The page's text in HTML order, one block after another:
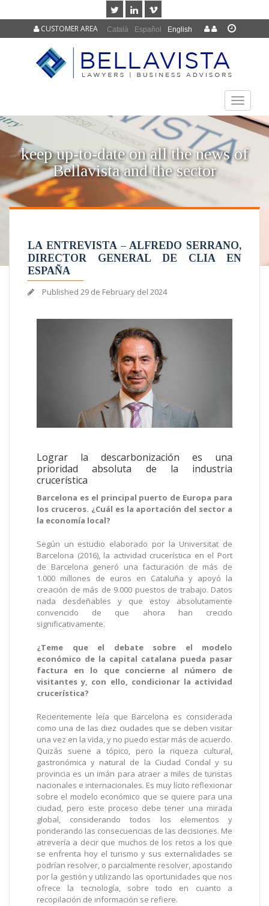
Català Español English
CUSTOMER AREA
TOGGLE
keep up-to-date on all the news of
Bellavista and the sector
LA ENTREVISTA – ALFREDO SERRANO,
DIRECTOR GENERAL DE CLIA EN
ESPAÑA
Published 29 de February del 2024
Lograr la descarbonización es una
prioridad absoluta de la industria
crucerística
Barcelona es el principal puerto de Europa para
los cruceros. ¿Cuál es la aportación del sector a
la economía local?
Según un estudio elaborado por la Universitat de
Barcelona (2016), la actividad crucerística en el Port
de Barcelona generó una facturación de más de
1.000 millones de euros en Cataluña y apoyó la
creación de más de 9.000 puestos de trabajo. Datos
nada desdeñables y que estoy absolutamente
convencido de que ahora han crecido
significativamente.
¿Teme que el debate sobre el modelo
económico de la capital catalana pueda pasar
factura en lo que concierne al número de
visitantes y, con ello, condicionar la actividad
crucerística?
Recientemente leía que Barcelona es considerada
como una de las diez ciudades que se deben visitar
una vez en la vida, y no puedo estar más de acuerdo.
Quizás suene a tópico, pero la riqueza cultural,
gastronómica y natural de la Ciudad Condal y su
provincia es un imán para atraer a miles de turistas
nacionales e internacionales. Es muy lícito reflexionar
sobre el modelo económico que se quiere para una
ciudad, pero este proceso debe tener una mirada
global, considerando todos los elementos y
ponderando las consecuencias de las decisiones. Me
atrevería a decir que muchos de los retos a los que
se enfrenta hoy el turismo y sus externalidades se
podrían resolver, o parcialmente resolver, apostando
por la gestión y utilizando las oportunidades que nos
ofrece la tecnología, sobre todo en cuanto a
recopilación de información se refiere.